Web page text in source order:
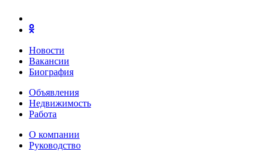
Новости
Вакансии
Биография
Объявления
Недвижимость
Работа
О компании
Руководство